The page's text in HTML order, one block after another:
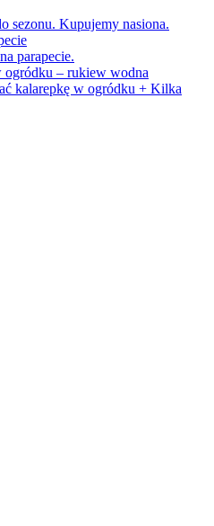
sezonu. Kupujemy nasiona.
parapecie.
ogródku – rukiew wodna
kalarepkę w ogródku + Kilka